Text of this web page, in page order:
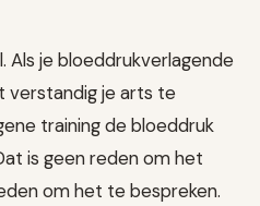
Als je bloeddrukverlagende
verstandig je arts te
training de bloeddruk
is geen reden om het
om het te bespreken.